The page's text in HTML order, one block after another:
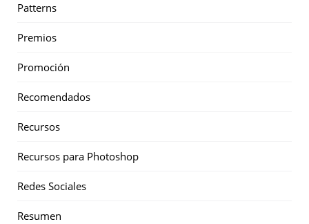
Patterns
Premios
Promoción
Recomendados
Recursos
Recursos para Photoshop
Redes Sociales
Resumen